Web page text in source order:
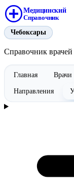
Медицинский
Справочник
Чебоксары
Справочник
Главная Врачи
Направления